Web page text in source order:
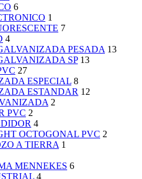
6
1
7
4
PESADA 13
SP 13
27
ESPECIAL 8
ESTANDAR 12
2
PVC 2
4
OCTOGONAL PVC 2
A TIERRA 1
MENNEKES 6
4